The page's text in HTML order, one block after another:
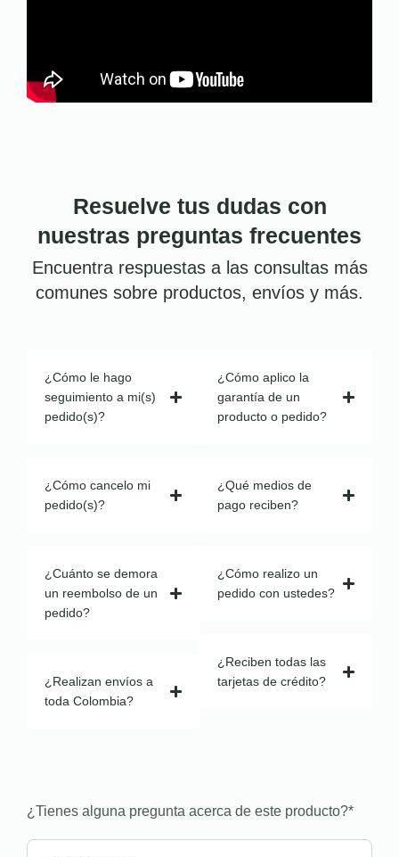
Resuelve tus dudas con
nuestras preguntas frecuentes
Encuentra respuestas a las consultas más
comunes sobre productos, envíos y más.
¿Cómo le hago
seguimiento a mi(s)
pedido(s)?
¿Cómo cancelo mi
pedido(s)?
¿Cuánto se demora
un reembolso de un
pedido?
¿Realizan envíos a
toda Colombia?
¿Cómo aplico la
garantía de un
producto o pedido?
¿Qué medios de
pago reciben?
¿Cómo realizo un
pedido con ustedes?
¿Reciben todas las
tarjetas de crédito?
¿Tienes alguna pregunta acerca de este producto?*